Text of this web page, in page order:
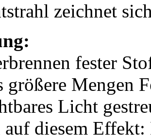
zeichnet
fester
größere Mengen
Licht
auf diesem